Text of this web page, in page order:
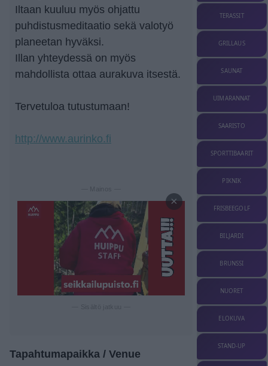
Iltaan kuuluu myös ohjattu
puhdistusmeditaatio sekä valotyö
planeetan hyväksi.
Illan yhteydessä on myös
mahdollista ottaa aurakuva itsestä.
Tervetuloa tutustumaan!
http://www.aurinko.fi
— Mainos —
×
Tapahtumapaikka / Venue
TERASSIT
GRILLAUS
SAUNAT
UIMARANNAT
SAARISTO
SPORTTIBAARIT
PIKNIK
FRISBEEGOLF
BILJARDI
BRUNSSI
NUORET
ELOKUVA
STAND-UP